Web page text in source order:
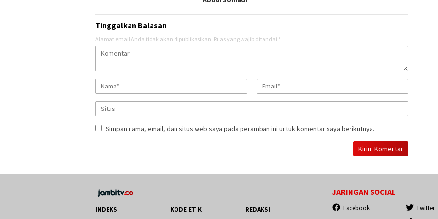
Tinggalkan Balasan
Alamat email Anda tidak akan dipublikasikan. Ruas yang wajib ditandai *
Simpan nama, email, dan situs web saya pada peramban ini untuk komentar saya berikutnya.
INDEKS KODE ETIK REDAKSI
JARINGAN SOCIAL
Facebook Twitter